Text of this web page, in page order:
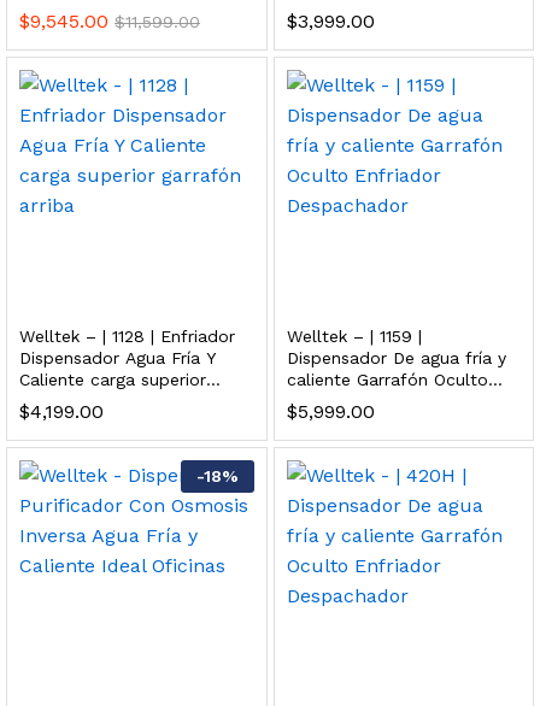
$9,545.00 $11,599.00
garrafón arriba
$3,999.00
Welltek – | 1128 | Enfriador
Dispensador Agua Fría Y
Caliente carga superior
garrafón arriba
$4,199.00
Welltek – | 1159 |
Dispensador De agua fría y
caliente Garrafón Oculto
Enfriador Despachador
$5,999.00
-18%
de Agua | Repuesto (con Polifosfatos)
3,699.00
SS304 Natural Cepillado | Agua Purificada
699.00
al carrito
L/h, con filtración Welltek WT-WFS600-4S